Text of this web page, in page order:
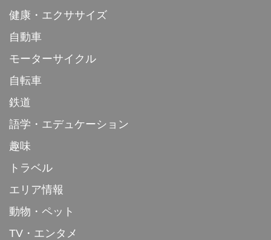
健康・エクササイズ
自動車
モーターサイクル
自転車
鉄道
語学・エデュケーション
趣味
トラベル
エリア情報
動物・ペット
TV・エンタメ